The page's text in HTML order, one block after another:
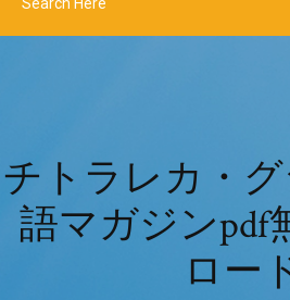
チトラレカ・
語マガジンpdf
ロー